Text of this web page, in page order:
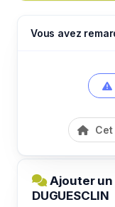
Vous avez
Ajouter un
DUGUESCLIN